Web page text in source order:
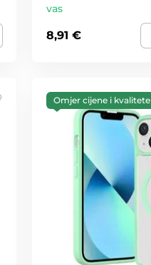
vas
8,91 €
Omjer cijene i kvalitete